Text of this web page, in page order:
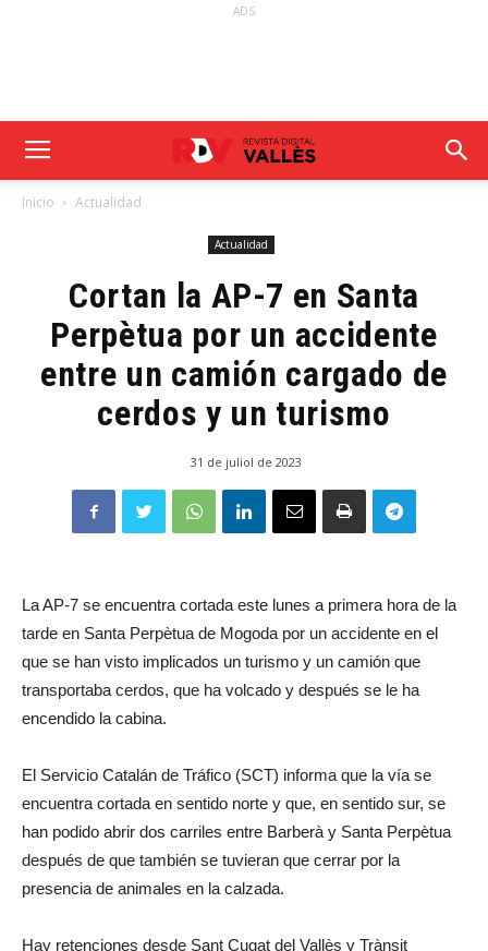
ADS
Inicio Actualidad
Actualidad
Cortan la AP-7 en Santa
Perpètua por un accidente
entre un camión cargado de
cerdos y un turismo
31 de juliol de 2023
La AP-7 se encuentra cortada este lunes a primera hora de la
tarde en Santa Perpètua de Mogoda por un accidente en el
que se han visto implicados un turismo y un camión que
transportaba cerdos, que ha volcado y después se le ha
encendido la cabina.
El Servicio Catalán de Tráfico (SCT) informa que la vía se
encuentra cortada en sentido norte y que, en sentido sur, se
han podido abrir dos carriles entre Barberà y Santa Perpètua
después de que también se tuvieran que cerrar por la
presencia de animales en la calzada.
Hay retenciones desde Sant Cugat del Vallès y Trànsit